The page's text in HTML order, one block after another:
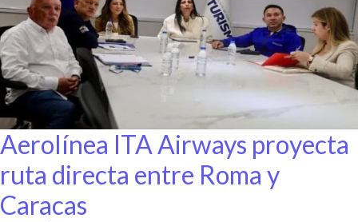
Aerolínea ITA Airways proyecta
ruta directa entre Roma y
Caracas